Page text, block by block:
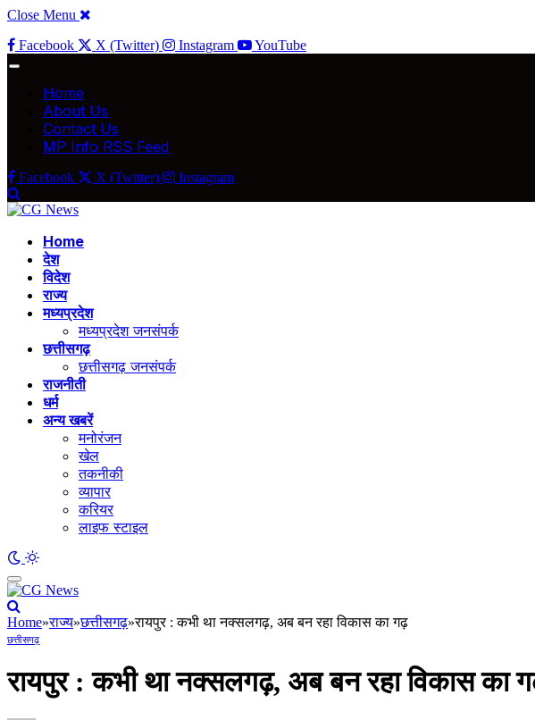
Close Menu
Facebook
X (Twitter) Instagram YouTube
Home
About Us
Contact Us
MP Info RSS Feed
Facebook X (Twitter) Instagram
Home
देश
विदेश
राज्य
मध्यप्रदेश
मध्यप्रदेश जनसंपर्क
छत्तीसगढ़
छत्तीसगढ़ जनसंपर्क
राजनीती
धर्म
अन्य खबरें
मनोरंजन
खेल
तकनीकी
व्यापार
करियर
लाइफ स्टाइल
Home»राज्य»छत्तीसगढ़»रायपुर : कभी था नक्सलगढ़, अब बन रहा विकास का गढ़
छत्तीसगढ़
रायपुर : कभी था नक्सलगढ़, अब बन रहा विकास का